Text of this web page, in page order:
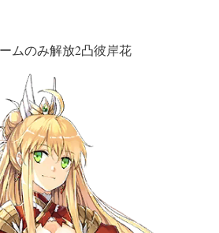
ムのみ解放2凸彼岸花